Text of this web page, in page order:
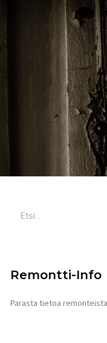
Remontti-Info
Parasta tietoa